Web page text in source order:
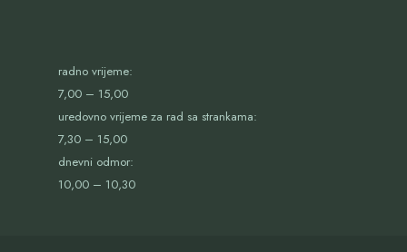
radno vrijeme:
7,00 – 15,00
uredovno vrijeme za rad sa strankama:
7,30 – 15,00
dnevni odmor:
10,00 – 10,30